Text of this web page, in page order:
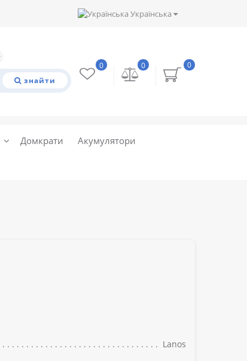
Українська
знайти
0
0
0
Домкрати
Акумулятори
Lanos